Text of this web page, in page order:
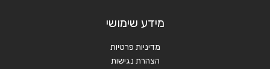
מידע שימושי
מדיניות פרטיות
הצהרת נגישות